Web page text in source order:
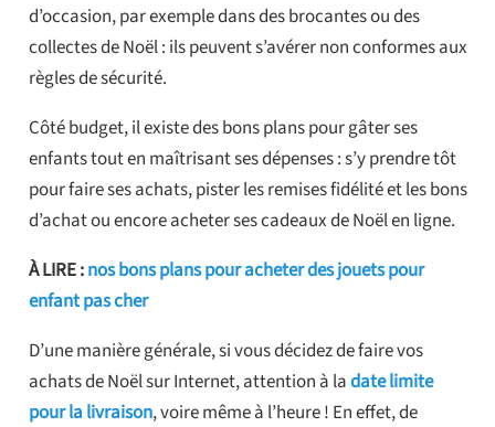
d’occasion, par exemple dans des brocantes ou des
collectes de Noël : ils peuvent s’avérer non conformes aux
règles de sécurité.
Côté budget, il existe des bons plans pour gâter ses
enfants tout en maîtrisant ses dépenses : s’y prendre tôt
pour faire ses achats, pister les remises fidélité et les bons
d’achat ou encore acheter ses cadeaux de Noël en ligne.
À LIRE :nos bons plans pour acheter des jouets pour
enfant pas cher
D’une manière générale, si vous décidez de faire vos
achats de Noël sur Internet, attention à ladate limite
pour la livraison, voire même à l’heure ! En effet, de